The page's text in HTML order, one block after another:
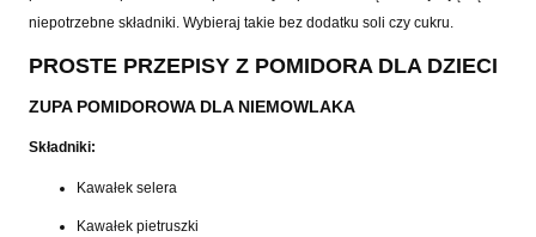
niepotrzebne składniki. Wybieraj takie bez dodatku soli czy cukru.
PROSTE PRZEPISY Z POMIDORA DLA DZIECI
ZUPA POMIDOROWA DLA NIEMOWLAKA
Składniki:
Kawałek selera
Kawałek pietruszki